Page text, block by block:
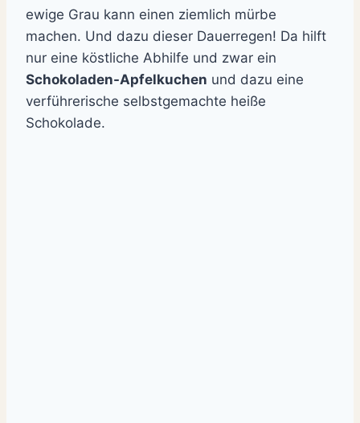
ewige Grau kann einen ziemlich mürbe
machen. Und dazu dieser Dauerregen! Da hilft
nur eine köstliche Abhilfe und zwar ein
Schokoladen-Apfelkuchen und dazu eine
verführerische selbstgemachte heiße
Schokolade.